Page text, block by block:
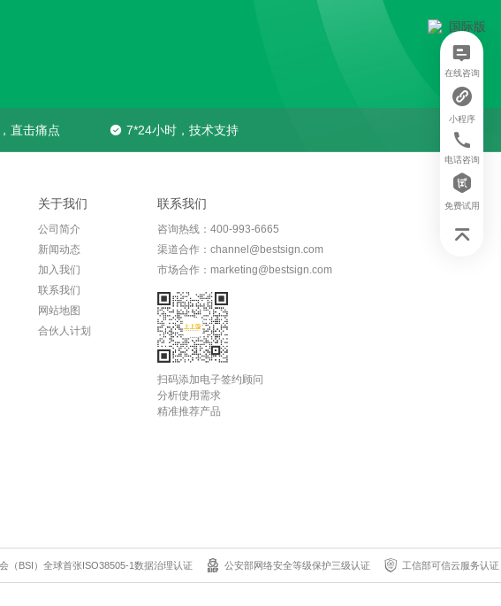
直击痛点 7*24小时，技术支持
关于我们
公司简介
新闻动态
加入我们
联系我们
网站地图
合伙人计划
联系我们
咨询热线：400-993-6665
渠道合作：channel@bestsign.com
市场合作：marketing@bestsign.com
扫码添加电子签约顾问
分析使用需求
精准推荐产品
（BSI）全球首张ISO38505-1数据治理认证 公安部网络安全等级保护三级认证 工信部可信云服务认证
在线咨询
小程序
电话咨询
免费试用